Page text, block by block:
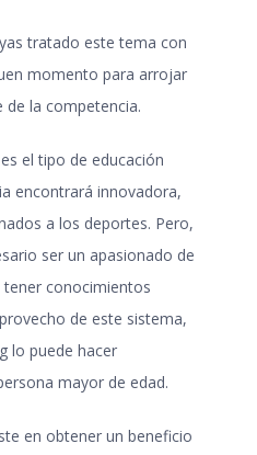
tratado este tema con
momento para arrojar
de la competencia.
el tipo de educación
encontrará innovadora,
a los deportes. Pero,
ser un apasionado de
conocimientos
de este sistema,
lo puede hacer
mayor de edad.
en obtener un beneficio